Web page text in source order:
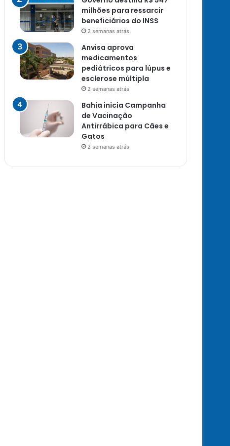
milhões para ressarcir
beneficiários do INSS
2 semanas atrás
Anvisa aprova
medicamentos
pediátricos para lúpus e
esclerose múltipla
2 semanas atrás
Bahia inicia Campanha
de Vacinação
Antirrábica para Cães e
Gatos
2 semanas atrás